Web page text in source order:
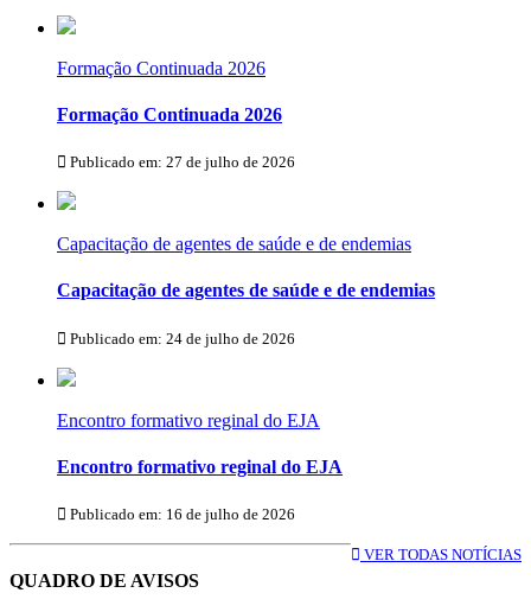
Formação Continuada 2026
Formação Continuada 2026
Publicado em: 27 de julho de 2026
Capacitação de agentes de saúde e de endemias
Capacitação de agentes de saúde e de endemias
Publicado em: 24 de julho de 2026
Encontro formativo reginal do EJA
Encontro formativo reginal do EJA
Publicado em: 16 de julho de 2026
VER TODAS NOTÍCIAS
QUADRO DE AVISOS